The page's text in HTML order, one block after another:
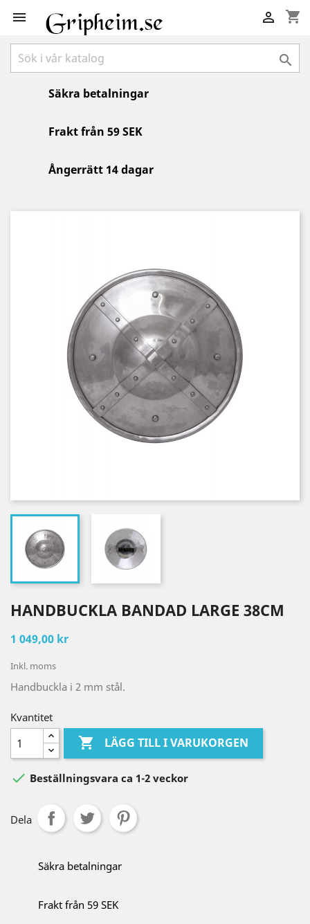
 shopping_cart


Säkra betalningar
Frakt från 59 SEK
Ångerrätt 14 dagar
HANDBUCKLA BANDAD LARGE 38CM
1 049,00 kr
Inkl. moms
Handbuckla i 2 mm stål.
Kvantitet
 LÄGG TILL I VARUKORGEN
 Beställningsvara ca 1-2 veckor
Dela
Säkra betalningar
Frakt från 59 SEK